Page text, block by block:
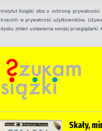
Instytut Książki dba o ochronę
trzecich w prywatność użytkowników.
dysku zmień ustawienia swojej przeglądarki.
Skały,